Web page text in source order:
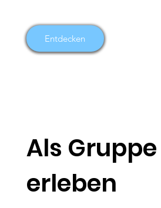
Entdecken
Als Gruppe
erleben